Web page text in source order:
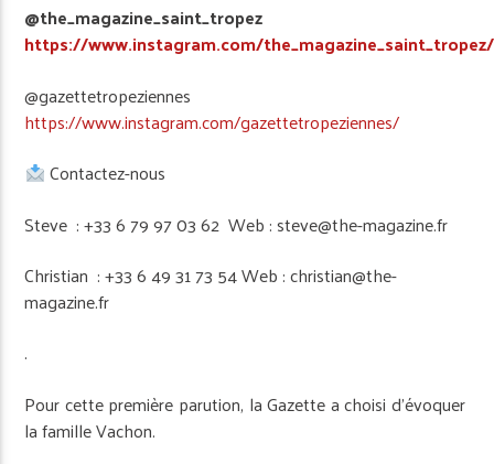
@the_magazine_saint_tropez
https://www.instagram.com/the_magazine_saint_tropez/
@gazettetropeziennes
https://www.instagram.com/gazettetropeziennes/
Contactez-nous
Steve : +33 6 79 97 03 62 Web : steve@the-magazine.fr
Christian : +33 6 49 31 73 54 Web : christian@the-
magazine.fr
.
Pour cette première parution, la Gazette a choisi d’évoquer
la famille Vachon.